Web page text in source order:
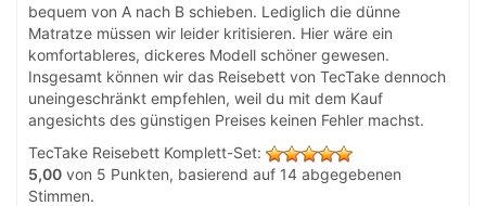
bequem von A nach B schieben. Lediglich die dünne
Matratze müssen wir leider kritisieren. Hier wäre ein
komfortableres, dickeres Modell schöner gewesen.
Insgesamt können wir das Reisebett von TecTake dennoch
uneingeschränkt empfehlen, weil du mit dem Kauf
angesichts des günstigen Preises keinen Fehler machst.
TecTake Reisebett Komplett-Set:
5,00 von 5 Punkten, basierend auf 14 abgegebenen
Stimmen.